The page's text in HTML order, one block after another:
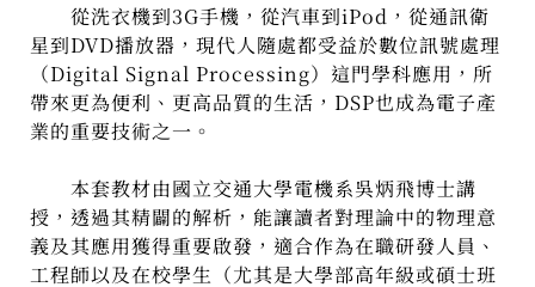
從洗衣機到3G手機，從汽車到iPod，從通訊衛
星到DVD播放器，現代人隨處都受益於數位訊號處理
（Digital Signal Processing）這門學科應用，所
帶來更為便利、更高品質的生活，DSP也成為電子產
業的重要技術之一。
本套教材由國立交通大學電機系吳炳飛博士講
授，透過其精闢的解析，能讓讀者對理論中的物理意
義及其應用獲得重要啟發，適合作為在職研發人員、
工程師以及在校學生（尤其是大學部高年級或碩士班